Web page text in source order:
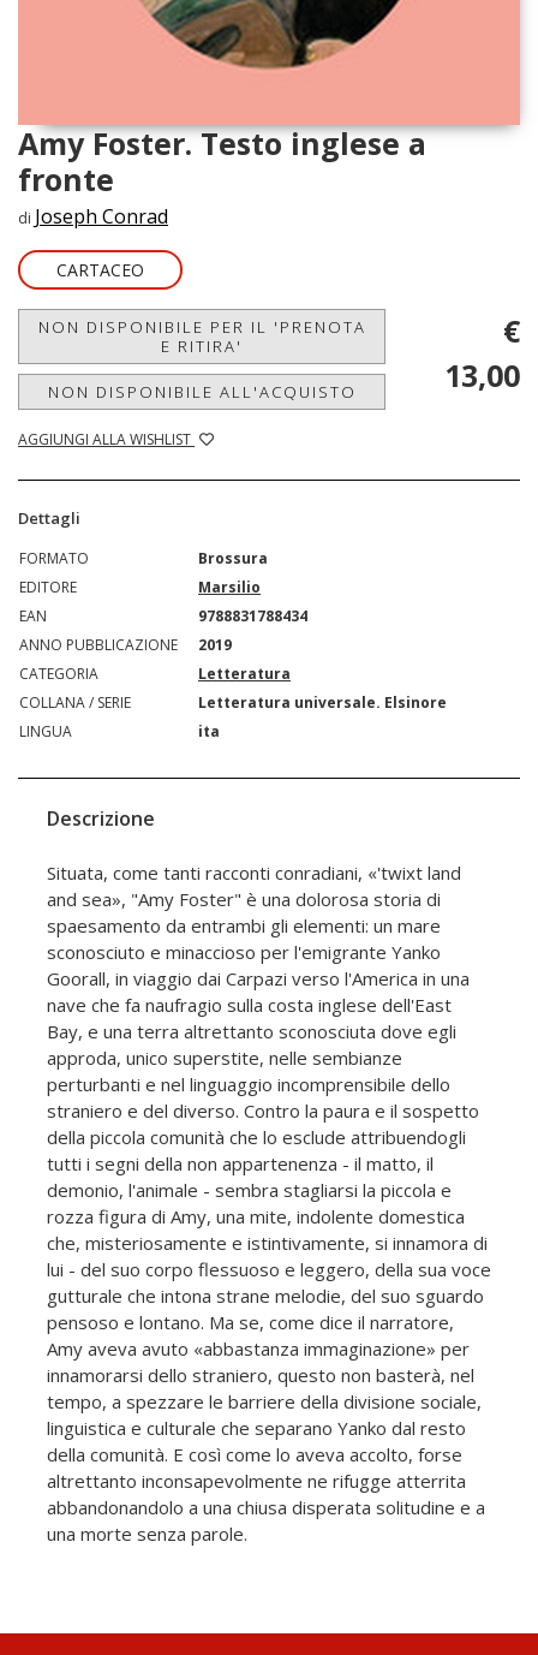
Amy Foster. Testo inglese a
fronte
di Joseph Conrad
CARTACEO
NON DISPONIBILE PER IL 'PRENOTA
E RITIRA'
NON DISPONIBILE ALL'ACQUISTO
AGGIUNGI ALLA WISHLIST
€
13,00
Dettagli
FORMATO
Brossura
EDITORE
Marsilio
EAN
9788831788434
ANNO PUBBLICAZIONE
2019
CATEGORIA
Letteratura
COLLANA / SERIE
Letteratura universale. Elsinore
LINGUA
ita
Descrizione
Situata, come tanti racconti conradiani, «'twixt land
and sea», "Amy Foster" è una dolorosa storia di
spaesamento da entrambi gli elementi: un mare
sconosciuto e minaccioso per l'emigrante Yanko
Goorall, in viaggio dai Carpazi verso l'America in una
nave che fa naufragio sulla costa inglese dell'East
Bay, e una terra altrettanto sconosciuta dove egli
approda, unico superstite, nelle sembianze
perturbanti e nel linguaggio incomprensibile dello
straniero e del diverso. Contro la paura e il sospetto
della piccola comunità che lo esclude attribuendogli
tutti i segni della non appartenenza - il matto, il
demonio, l'animale - sembra stagliarsi la piccola e
rozza figura di Amy, una mite, indolente domestica
che, misteriosamente e istintivamente, si innamora di
lui - del suo corpo flessuoso e leggero, della sua voce
gutturale che intona strane melodie, del suo sguardo
pensoso e lontano. Ma se, come dice il narratore,
Amy aveva avuto «abbastanza immaginazione» per
innamorarsi dello straniero, questo non basterà, nel
tempo, a spezzare le barriere della divisione sociale,
linguistica e culturale che separano Yanko dal resto
della comunità. E così come lo aveva accolto, forse
altrettanto inconsapevolmente ne rifugge atterrita
abbandonandolo a una chiusa disperata solitudine e a
una morte senza parole.